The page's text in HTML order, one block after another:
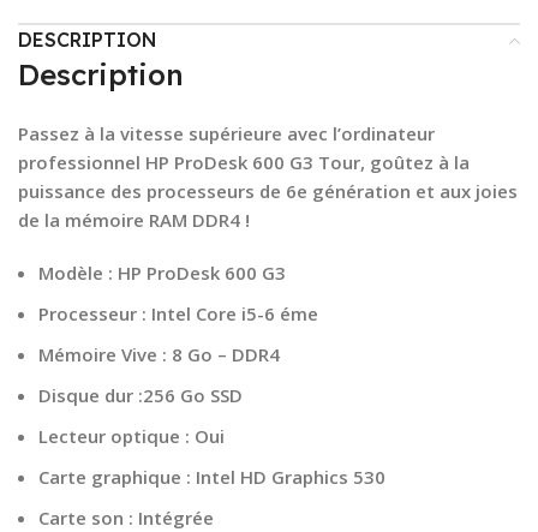
DESCRIPTION
Description
Passez à la vitesse supérieure avec l’ordinateur
professionnel HP ProDesk 600 G3 Tour, goûtez à la
puissance des processeurs de 6e génération et aux joies
de la mémoire RAM DDR4 !
Modèle : HP ProDesk 600 G3
Processeur : Intel Core i5-6 éme
Mémoire Vive : 8 Go – DDR4
Disque dur :256 Go SSD
Lecteur optique : Oui
Carte graphique : Intel HD Graphics 530
Carte son : Intégrée